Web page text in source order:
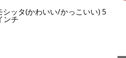
ッタ(かわいい/かっこいい) 5
ンチ